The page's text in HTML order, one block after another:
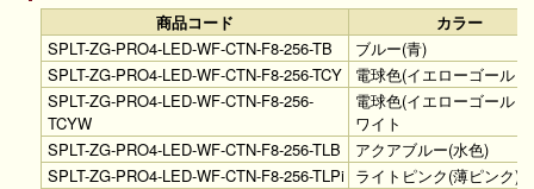
商品コード
カラー
SPLT-ZG-PRO4-LED-WF-CTN-F8-256-TB
ブルー(青)
SPLT-ZG-PRO4-LED-WF-CTN-F8-256-TCY
電球色(イエローゴール
SPLT-ZG-PRO4-LED-WF-CTN-F8-256-
TCYW
電球色(イエローゴール
ワイト
SPLT-ZG-PRO4-LED-WF-CTN-F8-256-TLB
アクアブルー(水色)
SPLT-ZG-PRO4-LED-WF-CTN-F8-256-TLPi ライトピンク(薄ピンク)